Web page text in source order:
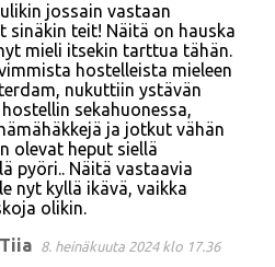
jossain vastaan
sinäkin teit! Näitä on hauska
mieli itsekin tarttua tähän.
hostelleista mieleen
nukuttiin ystävän
sekahuonessa,
ja jotkut vähän
olevat heput siellä
pyöri.. Näitä vastaavia
nyt kyllä ikävä, vaikka
olikin.
8. heinäkuuta 2024 klo 17.36